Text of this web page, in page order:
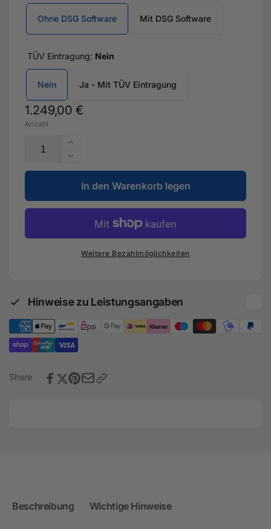
Ohne DSG Software Mit DSG Software
TÜV Eintragung: Nein
Nein Ja - Mit TÜV Eintragung
Normaler
Preis
1.249,00 €
Anzahl
Erhöhe
die
Menge
für
Stufe
1
480PS
mit
RSQ3
-
DNW
Verringere
die
Menge
für
Stufe
-
480PS
Audi
F3
-
DNW
In den Warenkorb legen
Weitere Bezahlmöglichkeiten
Hinweise zu Leistungsangaben
Share
Beschreibung Wichtige Hinweise